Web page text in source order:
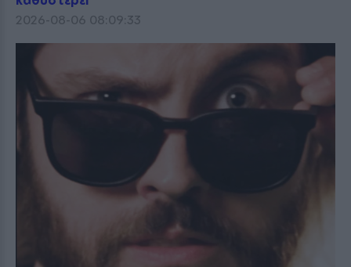
2026-08-06 08:09:33